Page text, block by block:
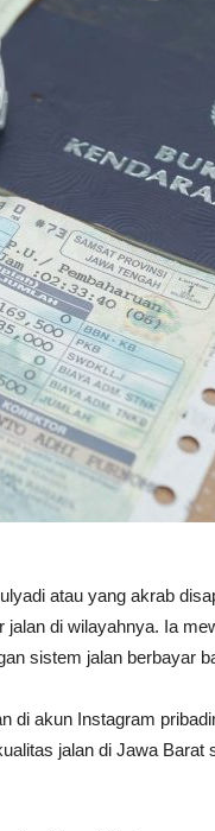
atau yang akrab
di wilayahnya. Ia
sistem jalan berbayar
di akun Instagram
jalan di Jawa Barat